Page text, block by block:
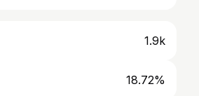
1.9k
18.72%